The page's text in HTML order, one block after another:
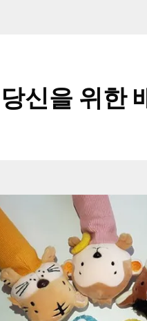
당신을 위한